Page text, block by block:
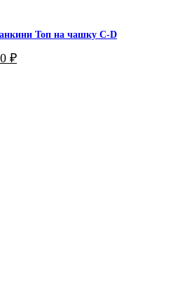
Топ на чашку С-D
₽Текущая
цена: